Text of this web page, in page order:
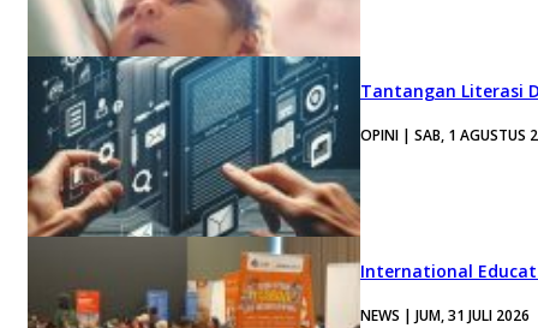
Tantangan Literasi
OPINI | SAB, 1 AGUSTUS
International
NEWS | JUM, 31 JULI 2026